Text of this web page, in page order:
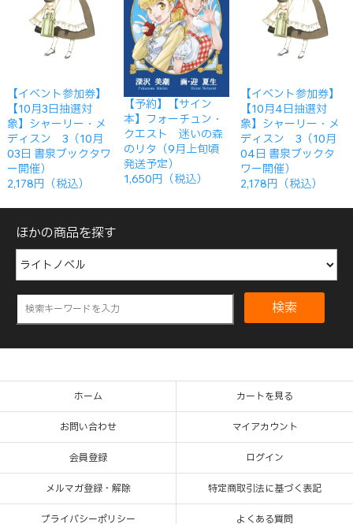
【イベント参加券】
【10月3日抽選対
象】シャーリー・メ
ディスン 3（10月
03日 書泉ブックタワ
ー開催）
2,178円（税込）
【予約】【サイン
本】フォーチュン・
クエスト 迷いの森
のリタ（9月上旬頃
発送予定）
1,650円（税込）
【イベント参加券】
【10月4日抽選対
象】シャーリー・メ
ディスン 3（10月
04日 書泉ブックタ
ワー開催）
2,178円（税込）
ほかの商品を探す
検索
ホーム カートを見る
お問い合わせ マイアカウント
会員登録 ログイン
メルマガ登録・解除 特定商取引法に基づく表記
プライバシーポリシー よくある質問